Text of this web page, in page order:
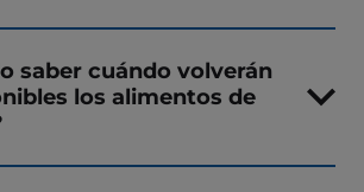
saber cuándo volverán
los alimentos de